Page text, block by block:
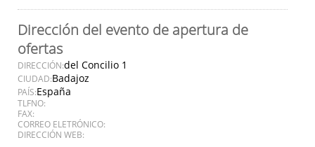
Dirección del evento de apertura de
ofertas
DIRECCIÓN:del Concilio 1
CIUDAD:Badajoz
PAÍS:España
TLFNO:
FAX:
CORREO ELETRÓNICO:
DIRECCIÓN WEB: